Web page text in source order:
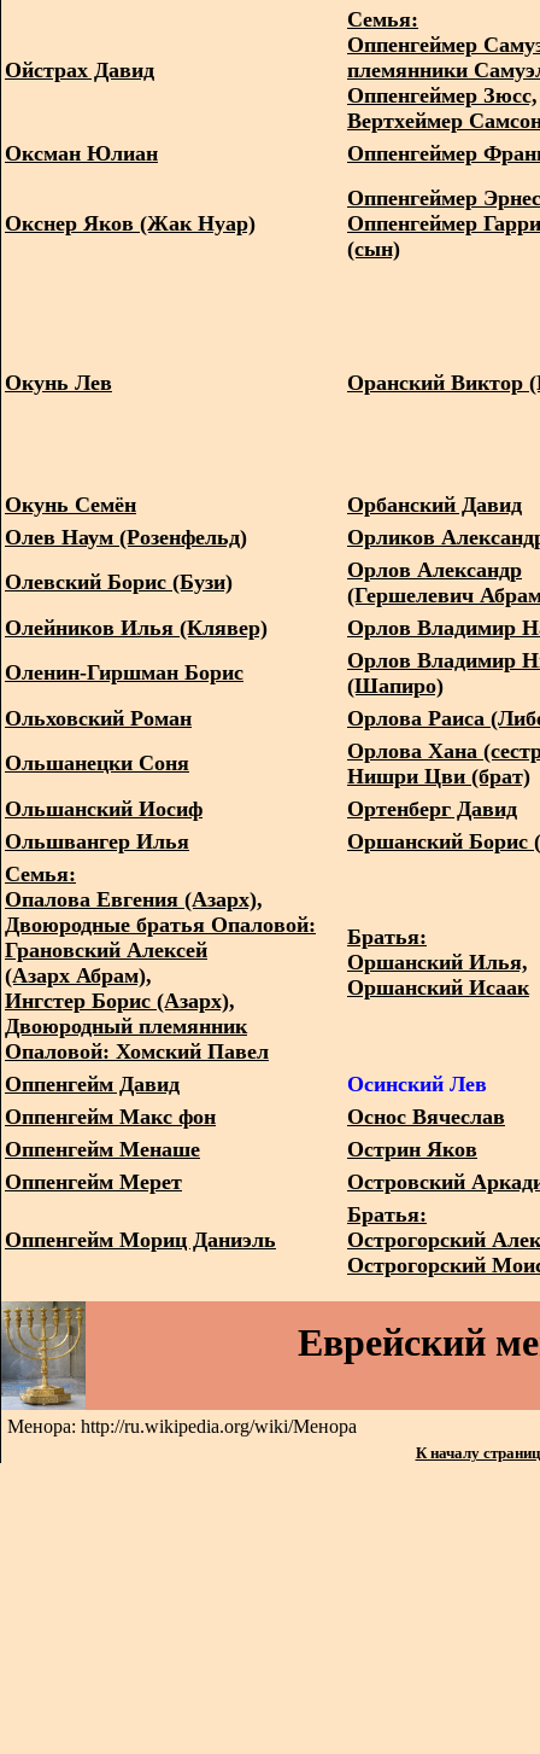
Ойстрах Давид
Семья:
Оппенгеймер
племянники
Оппенгеймер Зюсс,
Вертхеймер
Оксман Юлиан
Оппенгеймер
Окснер Яков (Жак Нуар)
Оппенгеймер
Оппенгеймер
(сын)
Окунь Лев Оранский Виктор
Окунь Семён
Орбанский Давид
Олев Наум (Розенфельд)
Орликов
Олевский Борис (Бузи)
Орлов Александр
(Гершелевич
Олейников Илья (Клявер)
Орлов Владимир
Оленин-Гиршман Борис
Орлов Владимир
(Шапиро)
Ольховский Роман
Орлова Раиса
Ольшанецки Соня
Орлова Хана
Нишри Цви (брат)
Ольшанский Иосиф
Ортенберг Давид
Ольшвангер Илья
Оршанский Борис
Семья:
Опалова Евгения (Азарх),
Двоюродные братья Опаловой:
Грановский Алексей
(Азарх Абрам),
Ингстер Борис (Азарх),
Двоюродный племянник
Опаловой: Хомский Павел
Братья:
Оршанский Илья,
Оршанский Исаак
Оппенгейм Давид
Осинский Лев
Оппенгейм Макс фон
Оснос Вячеслав
Оппенгейм Менаше
Острин Яков
Оппенгейм Мерет
Островский
Оппенгейм Мориц Даниэль
Братья:
Острогорский
Острогорский
Еврейский
Менора: http://ru.wikipedia.org/wiki/Менора
К началу